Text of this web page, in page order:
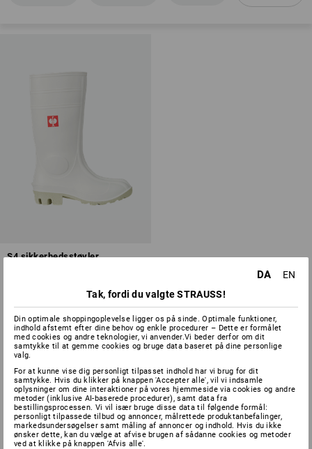
Oversigt over beskyttelsesklasser
S4 sikkerhedsstøvler
(med moms) fra 20 Par
DA
EN
Tak, fordi du valgte STRAUSS!
Din optimale shoppingoplevelse ligger os på sinde. Optimale funktioner,
indhold afstemt efter dine behov og enkle procedurer – Dette er formålet
med cookies og andre teknologier, vi anvender.Vi beder derfor om dit
samtykke til at gemme cookies og bruge data baseret på dine personlige
valg.
For at kunne vise dig personligt tilpasset indhold har vi brug for dit
samtykke. Hvis du klikker på knappen 'Accepter alle', vil vi indsamle
oplysninger om dine interaktioner på vores hjemmeside via cookies og andre
metoder (inklusive AI-baserede procedurer), samt data fra
bestillingsprocessen. Vi vil især bruge disse data til følgende formål:
personligt tilpassede tilbud og annoncer, målrettede produktanbefalinger,
markedsundersøgelser samt måling af annoncer og indhold. Hvis du ikke
ønsker dette, kan du vælge at afvise brugen af sådanne cookies og metoder
ved at klikke på knappen 'Afvis alle'.